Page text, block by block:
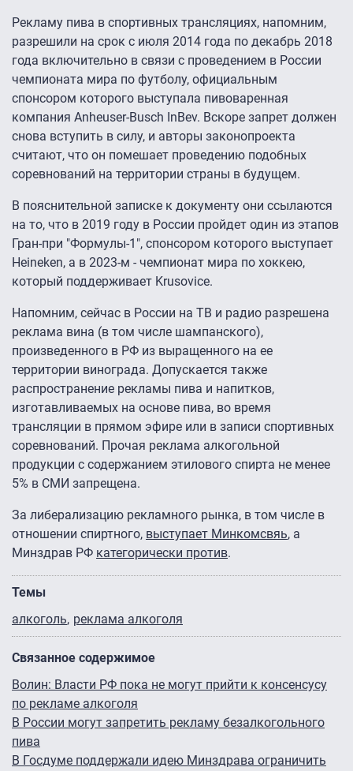
Рекламу пива в спортивных трансляциях, напомним,
разрешили на срок с июля 2014 года по декабрь 2018
года включительно в связи с проведением в России
чемпионата мира по футболу, официальным
спонсором которого выступала пивоваренная
компания Anheuser-Busch InBev. Вскоре запрет должен
снова вступить в силу, и авторы законопроекта
считают, что он помешает проведению подобных
соревнований на территории страны в будущем.
В пояснительной записке к документу они ссылаются
на то, что в 2019 году в России пройдет один из этапов
Гран-при "Формулы-1", спонсором которого выступает
Heineken, а в 2023-м - чемпионат мира по хоккею,
который поддерживает Krusovice.
Напомним, сейчас в России на ТВ и радио разрешена
реклама вина (в том числе шампанского),
произведенного в РФ из выращенного на ее
территории винограда. Допускается также
распространение рекламы пива и напитков,
изготавливаемых на основе пива, во время
трансляции в прямом эфире или в записи спортивных
соревнований. Прочая реклама алкогольной
продукции с содержанием этилового спирта не менее
5% в СМИ запрещена.
За либерализацию рекламного рынка, в том числе в
отношении спиртного, выступает Минкомсвяь, а
Минздрав РФ категорически против.
Темы
алкоголь реклама алкоголя
Связанное содержимое
Волин: Власти РФ пока не могут прийти к консенсусу
по рекламе алкоголя
В России могут запретить рекламу безалкогольного
пива
В Госдуме поддержали идею Минздрава ограничить